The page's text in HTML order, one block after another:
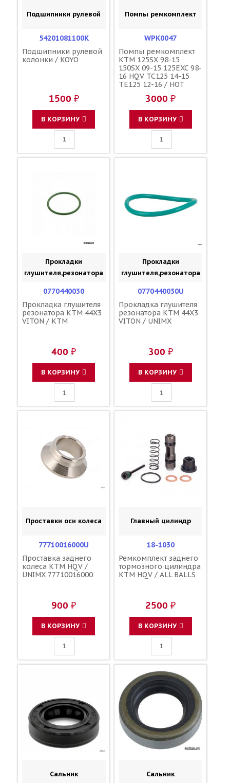
Подшипники рулевой
54201081100K
Подшипники рулевой
колонки / KOYO
1500 ₽
В КОРЗИНУ
Помпы ремкомплект
WPK0047
Помпы ремкомплект
KTM 125SX 98-15
150SX 09-15 125EXC 98-
16 HQV TC125 14-15
TE125 12-16 / HOT
3000 ₽
В КОРЗИНУ
Прокладки
глушителя,резонатора
0770440030
Прокладка глушителя
резонатора KTM 44X3
VITON / KTM
400 ₽
В КОРЗИНУ
Прокладки
глушителя,резонатора
0770440030U
Прокладка глушителя
резонатора KTM 44X3
VITON / UNIMX
300 ₽
В КОРЗИНУ
Проставки оси колеса
77710016000U
Проставка заднего
колеса KTM HQV /
UNIMX 77710016000
900 ₽
В КОРЗИНУ
Главный цилиндр
18-1030
Ремкомплект заднего
тормозного цилиндра
KTM HQV / ALL BALLS
2500 ₽
В КОРЗИНУ
Сальник Сальник